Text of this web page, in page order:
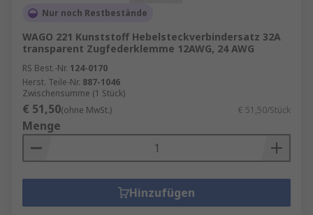
Nur noch Restbestände
WAGO 221 Kunststoff Hebelsteckverbindersatz 32A
transparent Zugfederklemme 12AWG, 24 AWG
RS Best.-Nr. 124-0170
Herst. Teile-Nr. 887-1046
Zwischensumme (1 Stück)
€ 51,50(ohne MwSt.) € 51,50/Stück
Menge
Hinzufügen